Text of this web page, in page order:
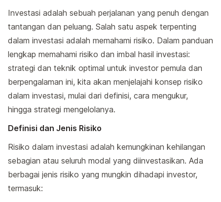
Investasi adalah sebuah perjalanan yang penuh dengan
tantangan dan peluang. Salah satu aspek terpenting
dalam investasi adalah memahami risiko. Dalam panduan
lengkap memahami risiko dan imbal hasil investasi:
strategi dan teknik optimal untuk investor pemula dan
berpengalaman ini, kita akan menjelajahi konsep risiko
dalam investasi, mulai dari definisi, cara mengukur,
hingga strategi mengelolanya.
Definisi dan Jenis Risiko
Risiko dalam investasi adalah kemungkinan kehilangan
sebagian atau seluruh modal yang diinvestasikan. Ada
berbagai jenis risiko yang mungkin dihadapi investor,
termasuk: